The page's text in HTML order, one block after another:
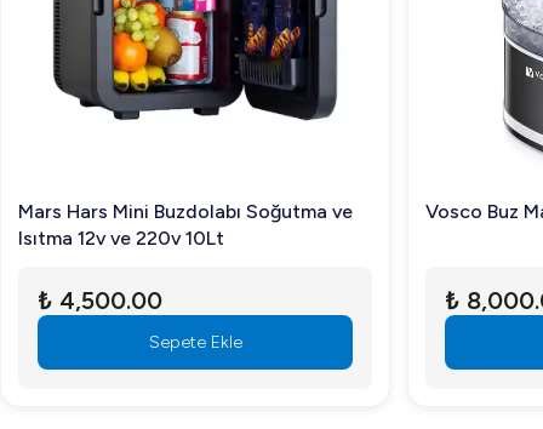
Mars Hars Mini Buzdolabı Soğutma ve
Isıtma 12v ve 220v 10Lt
₺ 4,500.00
Sepete Ekle
Vosco Buz
₺